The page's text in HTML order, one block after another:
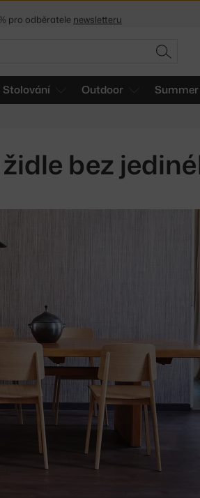
HLEDAT
Stolování Outdoor Summer
bez
pro odběratele newsletteru